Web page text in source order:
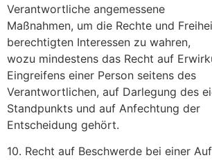
Verantwortliche angemessene
Maßnahmen, um die Rechte und
berechtigten Interessen zu wahren,
wozu mindestens das Recht auf
Eingreifens einer Person seitens des
Verantwortlichen, auf Darlegung des
Standpunkts und auf Anfechtung der
Entscheidung gehört.
10. Recht auf Beschwerde bei einer